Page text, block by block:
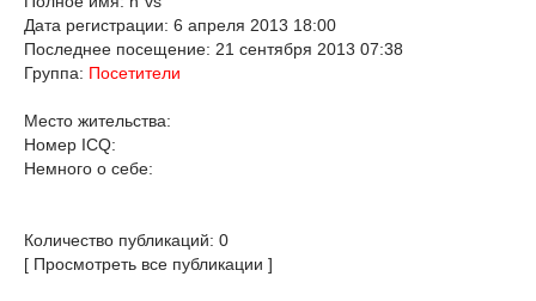
Дата регистрации: 6 апреля 2013 18:00
Последнее посещение: 21 сентября 2013 07:38
Группа: Посетители
Место жительства:
Номер ICQ:
Немного о себе:
Количество публикаций: 0
[ Просмотреть все публикации ]